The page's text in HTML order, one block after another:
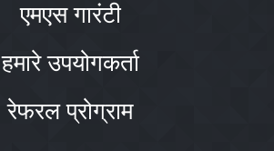
एमएस गारंटी
हमारे उपयोगकर्ता
रेफरल प्रोग्राम